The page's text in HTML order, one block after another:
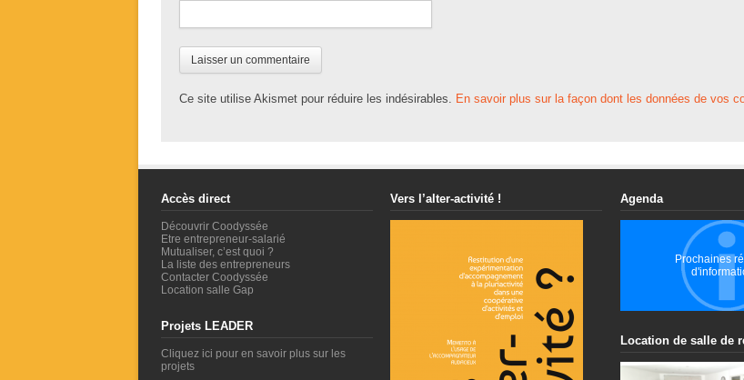
Ce site utilise Akismet pour réduire les indésirables. En savoir plus sur la façon dont les données de vos
Accès direct
Découvrir Coodyssée
Etre entrepreneur-salarié
Mutualiser, c’est quoi ?
La liste des entrepreneurs
Contacter Coodyssée
Location salle Gap
Projets LEADER
Cliquez ici pour en savoir plus sur les
projets
Vers l’alter-activité ! Agenda
Prochaines
Location de salle de